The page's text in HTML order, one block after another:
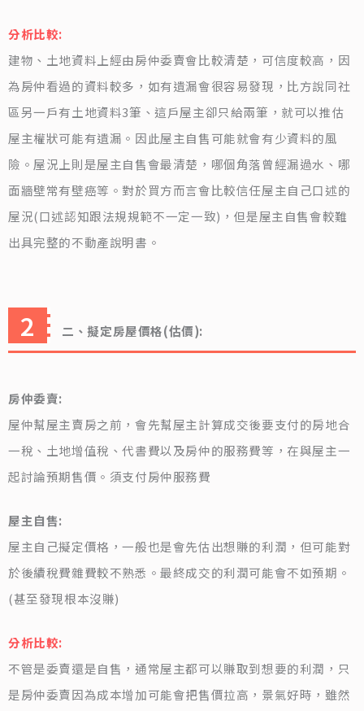
分析比較:
建物、土地資料上經由房仲委賣會比較清楚，可信度較高，因
為房仲看過的資料較多，如有遺漏會很容易發現，比方說同社
區另一戶有土地資料3筆、這戶屋主卻只給兩筆，就可以推估
屋主權狀可能有遺漏。因此屋主自售可能就會有少資料的風
險。屋況上則是屋主自售會最清楚，哪個角落曾經漏過水、哪
面牆壁常有壁癌等。對於買方而言會比較信任屋主自己口述的
屋況(口述認知跟法規規範不一定一致)，但是屋主自售會較難
出具完整的不動產說明書。
二、擬定房屋價格(估價):
房仲委賣:
屋仲幫屋主賣房之前，會先幫屋主計算成交後要支付的房地合
一稅、土地增值稅、代書費以及房仲的服務費等，在與屋主一
起討論預期售價。須支付房仲服務費
屋主自售:
屋主自己擬定價格，一般也是會先估出想賺的利潤，但可能對
於後續稅費雜費較不熟悉。最終成交的利潤可能會不如預期。
(甚至發現根本沒賺)
分析比較:
不管是委賣還是自售，通常屋主都可以賺取到想要的利潤，只
是房仲委賣因為成本增加可能會把售價拉高，景氣好時，雖然